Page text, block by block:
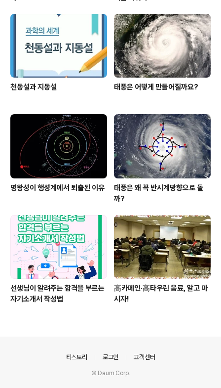
천동설과 지동설 태풍은 어떻게 만들어질까요?
명왕성이 행성계에서 퇴출된 이유
태풍은 왜 꼭 반시계방향으로 돌
까?
선생님이 알려주는 합격을 부르는
자기소개서 작성법
高카페인·高타우린 음료, 알고 마
시자!
티스토리 로그인 고객센터
© Daum Corp.